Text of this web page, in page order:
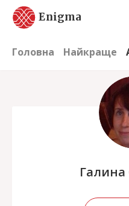
Enigma
Головна Найкраще